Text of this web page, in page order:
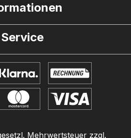
Service
Mehrwertsteuer zzgl.